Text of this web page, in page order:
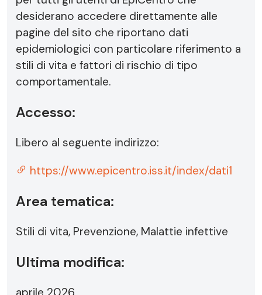
desiderano accedere direttamente alle
pagine del sito che riportano dati
epidemiologici con particolare riferimento a
stili di vita e fattori di rischio di tipo
comportamentale.
Accesso:
Libero al seguente indirizzo:
https://www.epicentro.iss.it/index/dati1
Area tematica:
Stili di vita, Prevenzione, Malattie infettive
Ultima modifica: